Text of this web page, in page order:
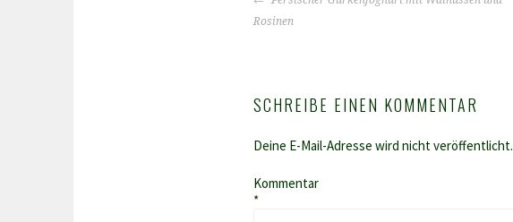
NAVIGATION
Rosinen
SCHREIBE EINEN KOMMENTAR
Deine E-Mail-Adresse wird nicht veröffentlicht.
Kommentar
*